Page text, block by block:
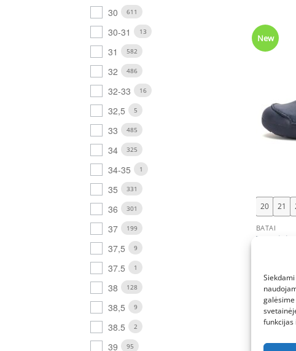
funkcijas
30 611
30-31 13
31 582
32 486
32-33 16
32,5 5
33 485
34 325
34-35 1
35 331
36 301
37 199
37,5 9
37.5 1
38 128
38,5 9
38.5 2
39 95
New
20 21
BATAI
Tamsiai
62554.
45.95